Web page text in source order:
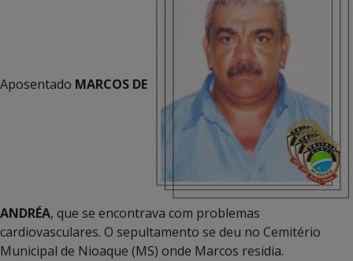
Aposentado MARCOS DE
ANDRÉA, que se encontrava com problemas
cardiovasculares. O sepultamento se deu no Cemitério
Municipal de Nioaque (MS) onde Marcos residia.